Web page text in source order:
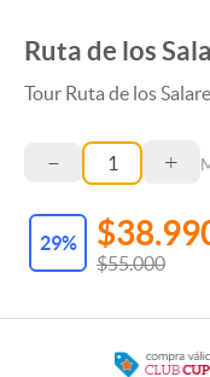
Ruta de los
Tour Ruta de los
– +
29%
$55.000